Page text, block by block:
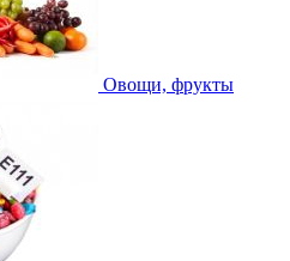
Овощи, фрукты